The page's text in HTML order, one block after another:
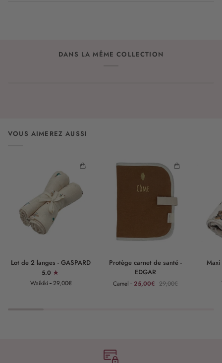
DANS LA MÊME COLLECTION
VOUS AIMEREZ AUSSI
Lot
de
Lot de 2 langes - GASPARD
5.0
Waikiki
29,00€
Protège
carnet
santé
Protège carnet de santé -
EDGAR
Camel 25,00€ 29,00€
Maxi
lange
Maxi